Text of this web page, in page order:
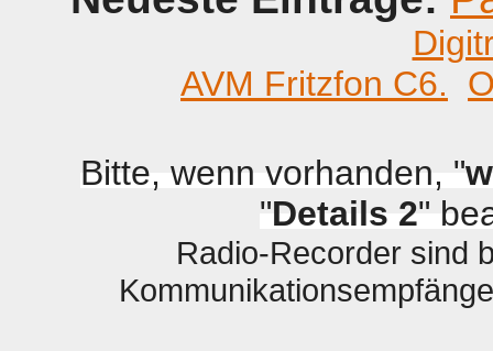
AVM Fritzfon C6.
Bitte, wenn vorhanden, "
"Details 2"
Radio-Recorder sind